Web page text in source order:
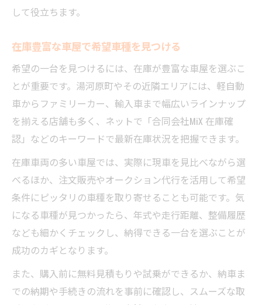
して役立ちます。
在庫豊富な車屋で希望車種を見つける
希望の一台を見つけるには、在庫が豊富な車屋を選ぶこ
とが重要です。湯河原町やその近隣エリアには、軽自動
車からファミリーカー、輸入車まで幅広いラインナップ
を揃える店舗も多く、ネットで「合同会社MiX 在庫確
認」などのキーワードで最新在庫状況を把握できます。
在庫車両の多い車屋では、実際に現車を見比べながら選
べるほか、注文販売やオークション代行を活用して希望
条件にピッタリの車種を取り寄せることも可能です。気
になる車種が見つかったら、年式や走行距離、整備履歴
なども細かくチェックし、納得できる一台を選ぶことが
成功のカギとなります。
また、購入前に無料見積もりや試乗ができるか、納車ま
での納期や手続きの流れを事前に確認し、スムーズな取